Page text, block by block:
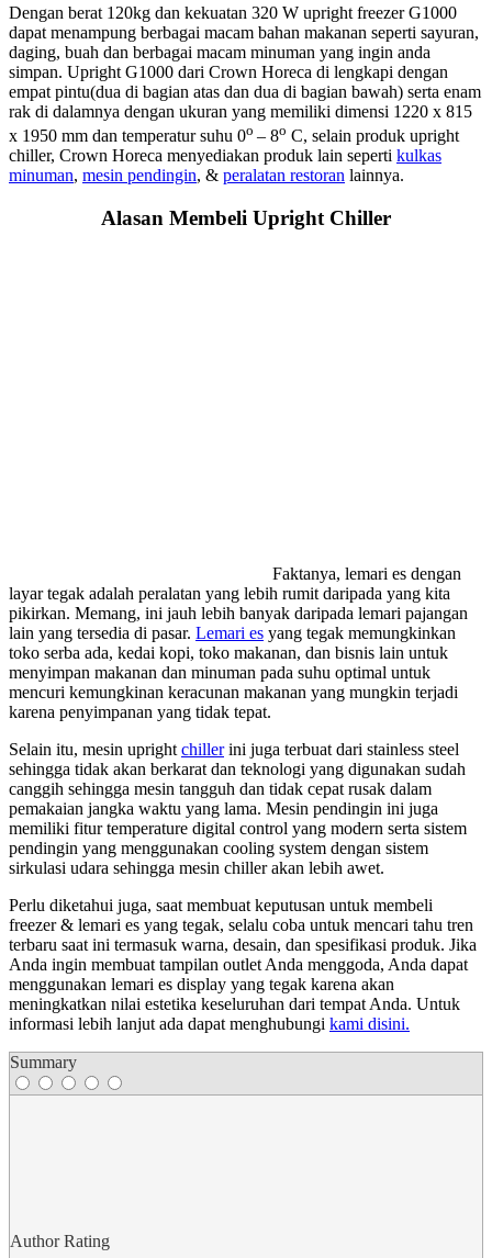
Dengan berat 120kg dan kekuatan 320 W upright freezer G1000
dapat menampung berbagai macam bahan makanan seperti sayuran,
daging, buah dan berbagai macam minuman yang ingin anda
simpan. Upright G1000 dari Crown Horeca di lengkapi dengan
empat pintu(dua di bagian atas dan dua di bagian bawah) serta enam
rak di dalamnya dengan ukuran yang memiliki dimensi 1220 x 815
x 1950 mm dan temperatur suhu 0o – 8o C, selain produk upright
chiller, Crown Horeca menyediakan produk lain seperti kulkas
minuman, mesin pendingin, & peralatan restoran lainnya.
Alasan Membeli Upright Chiller
Faktanya, lemari es dengan
layar tegak adalah peralatan yang lebih rumit daripada yang kita
pikirkan. Memang, ini jauh lebih banyak daripada lemari pajangan
lain yang tersedia di pasar. Lemari es yang tegak memungkinkan
toko serba ada, kedai kopi, toko makanan, dan bisnis lain untuk
menyimpan makanan dan minuman pada suhu optimal untuk
mencuri kemungkinan keracunan makanan yang mungkin terjadi
karena penyimpanan yang tidak tepat.
Selain itu, mesin upright chillerini juga terbuat dari stainless steel
sehingga tidak akan berkarat dan teknologi yang digunakan sudah
canggih sehingga mesin tangguh dan tidak cepat rusak dalam
pemakaian jangka waktu yang lama. Mesin pendingin ini juga
memiliki fitur temperature digital control yang modern serta sistem
pendingin yang menggunakan cooling system dengan sistem
sirkulasi udara sehingga mesin chiller akan lebih awet.
Perlu diketahui juga, saat membuat keputusan untuk membeli
freezer & lemari es yang tegak, selalu coba untuk mencari tahu tren
terbaru saat ini termasuk warna, desain, dan spesifikasi produk. Jika
Anda ingin membuat tampilan outlet Anda menggoda, Anda dapat
menggunakan lemari es display yang tegak karena akan
meningkatkan nilai estetika keseluruhan dari tempat Anda. Untuk
informasi lebih lanjut ada dapat menghubungi kami disini.
Summary
Author Rating